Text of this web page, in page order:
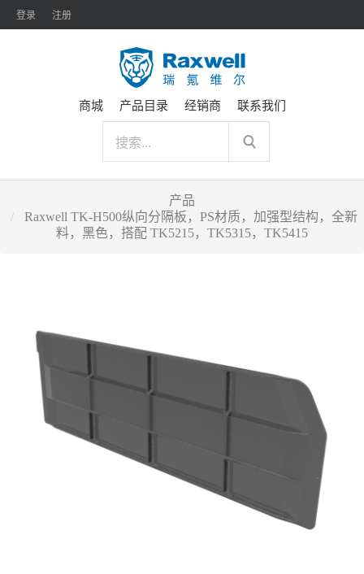
登录 注册
商城 产品目录 经销商 联系我们
产品
Raxwell TK-H500纵向分隔板，PS材质，加强型结构，全新
料，黑色，搭配 TK5215，TK5315，TK5415